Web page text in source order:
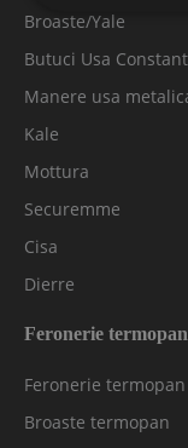
Broaste/Yale
Butuci Usa
Manere usa
Kale
Mottura
Securemme
Cisa
Dierre
Feronerie termopan
Feronerie termopan
Broaste termopan